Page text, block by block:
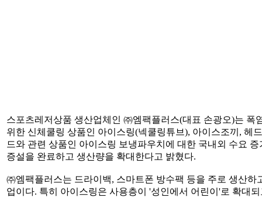
스포츠레저상품 생산업체인 ㈜엠팩플러스(대표 손광오)는 폭
위한 신체쿨링 상품인 아이스링(넥쿨링튜브), 아이스조끼, 헤
드와 관련 상품인 아이스링 보냉파우치에 대한 국내외 수요 증
증설을 완료하고 생산량을 확대한다고 밝혔다.
㈜엠팩플러스는 드라이백, 스마트폰 방수팩 등을 주로 생산하
업이다. 특히 아이스링은 사용층이 '성인에서 어린이'로 확대